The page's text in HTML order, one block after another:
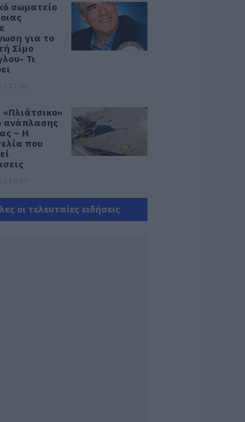
σωματείο
για το
Σίμο
Τι
«Πλιάτσικο»
ανάπλασης
– Η
που
τώρα
χωριό της
οι τελευταίες ειδήσεις